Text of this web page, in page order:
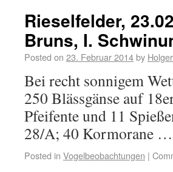
Rieselfelder,
Bruns, I.
Posted on 23. Februar 2014by
Bei recht sonnigem
250 Blässgänse auf
Pfeifente und 11
28/A; 40 Kormorane …
Posted in Vogelbeobachtungen |